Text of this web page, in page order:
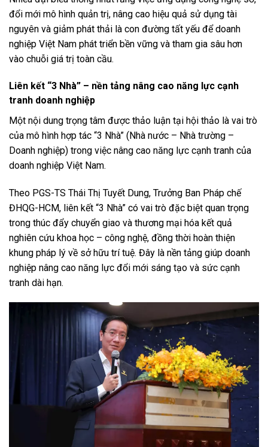
đổi mới mô hình quản trị, nâng cao hiệu quả sử dụng tài
nguyên và giảm phát thải là con đường tất yếu để doanh
nghiệp Việt Nam phát triển bền vững và tham gia sâu hơn
vào chuỗi giá trị toàn cầu.
Liên kết “3 Nhà” – nền tảng nâng cao năng lực cạnh
tranh doanh nghiệp
Một nội dung trọng tâm được thảo luận tại hội thảo là vai trò
của mô hình hợp tác “3 Nhà” (Nhà nước – Nhà trường –
Doanh nghiệp) trong việc nâng cao năng lực cạnh tranh của
doanh nghiệp Việt Nam.
Theo PGS-TS Thái Thị Tuyết Dung, Trưởng Ban Pháp chế
ĐHQG-HCM, liên kết “3 Nhà” có vai trò đặc biệt quan trọng
trong thúc đẩy chuyển giao và thương mại hóa kết quả
nghiên cứu khoa học – công nghệ, đồng thời hoàn thiện
khung pháp lý về sở hữu trí tuệ. Đây là nền tảng giúp doanh
nghiệp nâng cao năng lực đổi mới sáng tạo và sức cạnh
tranh dài hạn.